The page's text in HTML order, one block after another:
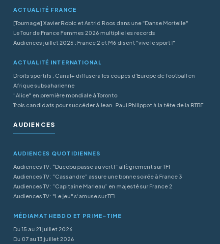
ACTUALITÉ FRANCE
[Tournage] Xavier Robic et Astrid Roos dans une "Danse Mortelle"
Le Tour de France Femmes 2026 multiplie les records
Audiences juillet 2026 : France 2 et M6 disent "vive le sport !"
ACTUALITÉ INTERNATIONAL
Droits sportifs : Canal+ diffusera les coupes d’Europe de football en
Afrique subsaharienne
"Alice" en première mondiale à Toronto
Trois candidats pour succéder à Jean-Paul Philippot à la tête de la RTBF
AUDIENCES
AUDIENCES QUOTIDIENNES
Audiences TV : “Ducobu passe au vert !” allègrement sur TF1
Audiences TV : “Cassandre” assure une bonne soirée à France 3
Audiences TV : “Capitaine Marleau” en majesté sur France 2
Audiences TV : "Le jeu" s'amuse sur TF1
MÉDIAMAT HEBDO ET PRIME-TIME
Du 15 au 21 juillet 2026
Du 07 au 13 juillet 2026